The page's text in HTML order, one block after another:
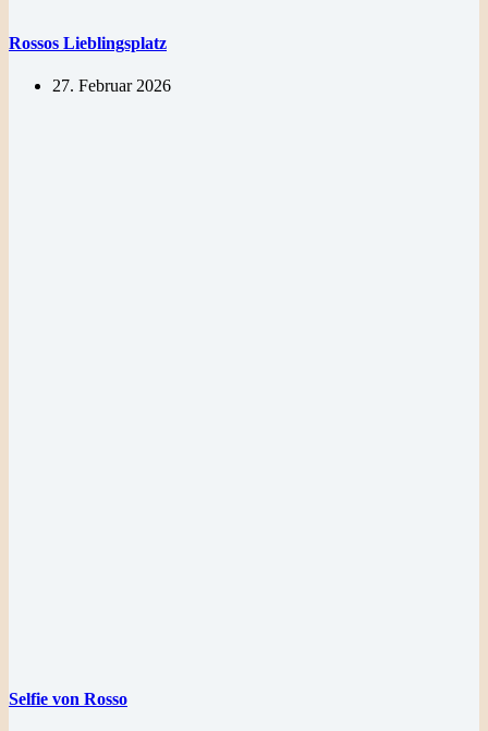
Rossos Lieblingsplatz
27. Februar 2026
Selfie von Rosso